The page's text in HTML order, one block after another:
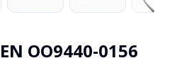
OO9440-0156